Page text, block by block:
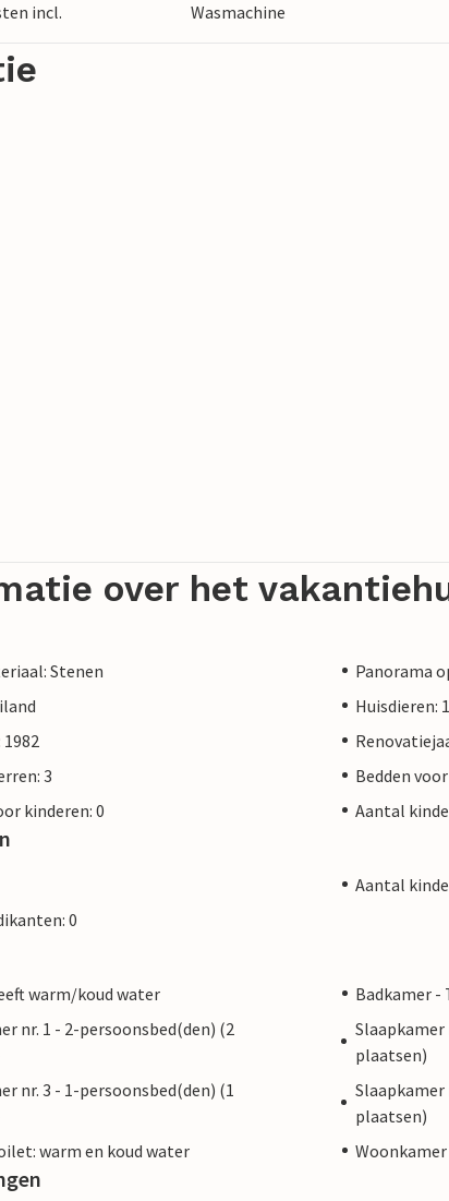
incl.
Wasmachine
over het
Stenen
Panorama
Huisdieren: 1
3
Bedden
kinderen: 0
Aantal
Aantal
0
warm/koud water
Badkamer -
nr. 1 - 2-persoonsbed(den) (2
Slaapkamer
plaatsen)
nr. 3 - 1-persoonsbed(den) (1
Slaapkamer
plaatsen)
warm en koud water